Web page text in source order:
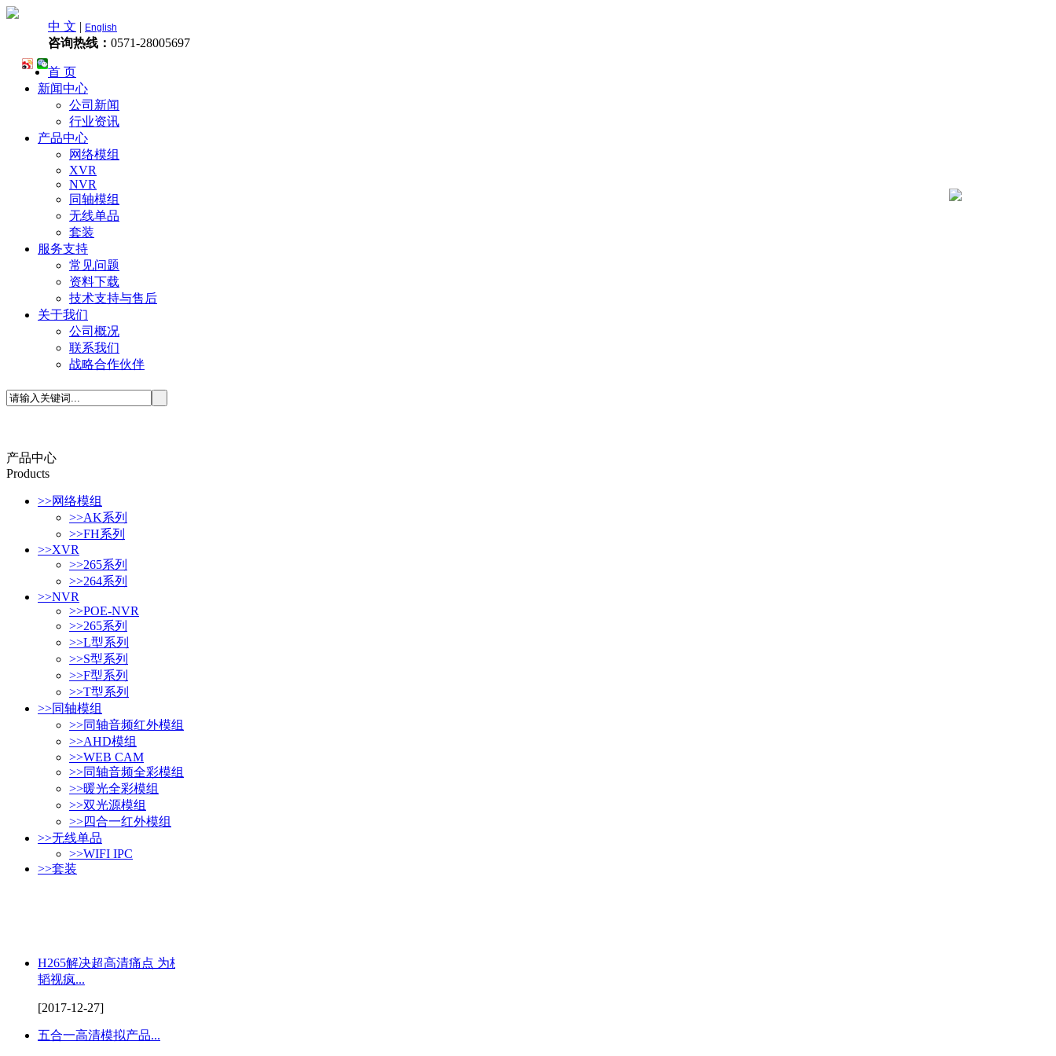
中 文 | English
咨询热线： 0571-28005697
首 页
新闻中心
公司新闻
行业资讯
产品中心
网络模组
XVR
NVR
同轴模组
无线单品
套装
服务支持
常见问题
资料下载
技术支持与售后
关于我们
公司概况
联系我们
战略合作伙伴
产品中心
Products
>>网络模组
>>AK系列
>>FH系列
>>XVR
>>265系列
>>264系列
>>NVR
>>POE-NVR
>>265系列
>>L型系列
>>S型系列
>>F型系列
>>T型系列
>>同轴模组
>>同轴音频红外模组
>>AHD模组
>>WEB CAM
>>同轴音频全彩模组
>>暖光全彩模组
>>双光源模组
>>四合一红外模组
>>无线单品
>>WIFI IPC
>>套装
H265解决超高清痛点 为杭州
韬视疯...
[2017-12-27]
五合一高清模拟产品...